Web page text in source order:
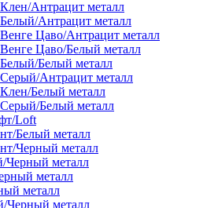
Антрацит металл
Антрацит металл
Цаво/Антрацит металл
Цаво/Белый металл
Белый металл
Антрацит металл
Белый металл
Белый металл
Loft
Белый металл
Черный металл
Черный металл
металл
металл
Черный металл